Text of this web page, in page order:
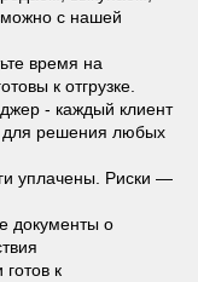
с нашей
время на
к отгрузке.
- каждый клиент
для решения любых
уплачены. Риски —
документы о
к